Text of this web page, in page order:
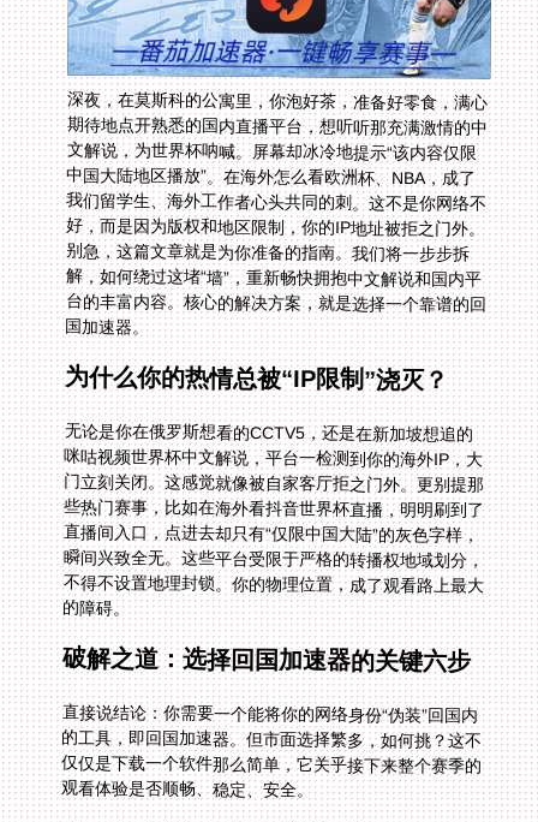
深夜，在莫斯科的公寓里，你泡好茶，准备好零食，满心
期待地点开熟悉的国内直播平台，想听听那充满激情的中
文解说，为世界杯呐喊。屏幕却冰冷地提示“该内容仅限
中国大陆地区播放”。在海外怎么看欧洲杯、NBA，成了
我们留学生、海外工作者心头共同的刺。这不是你网络不
好，而是因为版权和地区限制，你的IP地址被拒之门外。
别急，这篇文章就是为你准备的指南。我们将一步步拆
解，如何绕过这堵“墙”，重新畅快拥抱中文解说和国内平
台的丰富内容。核心的解决方案，就是选择一个靠谱的回
国加速器。
为什么你的热情总被“IP限制”浇灭？
无论是你在俄罗斯想看的CCTV5，还是在新加坡想追的
咪咕视频世界杯中文解说，平台一检测到你的海外IP，大
门立刻关闭。这感觉就像被自家客厅拒之门外。更别提那
些热门赛事，比如在海外看抖音世界杯直播，明明刷到了
直播间入口，点进去却只有“仅限中国大陆”的灰色字样，
瞬间兴致全无。这些平台受限于严格的转播权地域划分，
不得不设置地理封锁。你的物理位置，成了观看路上最大
的障碍。
破解之道：选择回国加速器的关键六步
直接说结论：你需要一个能将你的网络身份“伪装”回国内
的工具，即回国加速器。但市面选择繁多，如何挑？这不
仅仅是下载一个软件那么简单，它关乎接下来整个赛季的
观看体验是否顺畅、稳定、安全。